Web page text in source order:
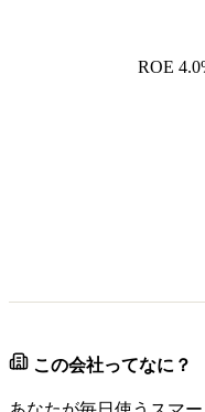
ROE
この会社ってなに？